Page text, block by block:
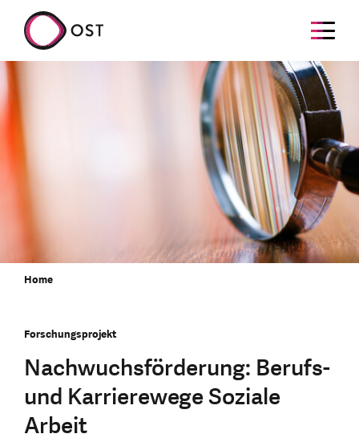
Home
Forschungsprojekt
Nachwuchsförderung: Berufs-
und Karrierewege Soziale
Arbeit